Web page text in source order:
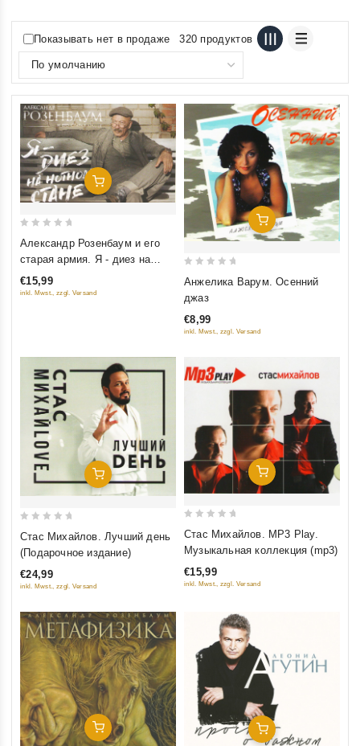
Показывать нет в продаже 320 продуктов
Добавить В Корзину
5
Александр Розенбаум и его
старая армия. Я - диез на
нотном стане. Юбилейный
концерт
€15,99
inkl. Mwst., zzgl. Versand
Добавить В Корзину
5
Анжелика Варум. Осенний
джаз
€8,99
inkl. Mwst., zzgl. Versand
Добавить В Корзину
5
Стас Михайлов. Лучший день
(Подарочное издание)
€24,99
inkl. Mwst., zzgl. Versand
Добавить В Корзину
5
Стас Михайлов. MP3 Play.
Музыкальная коллекция (mp3)
€15,99
inkl. Mwst., zzgl. Versand
Добавить В Корзину Добавить В Корзину